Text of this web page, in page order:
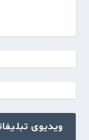
ویدیوی